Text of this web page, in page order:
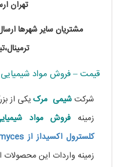
تهران
مشتریان سایر شهرها
قیمت – فروش مواد
شرکتشیمی مرکیکی از
زمینهفروش مواد
کلسترول اکسیداز از Streptomyces
زمینه واردات این محصولات